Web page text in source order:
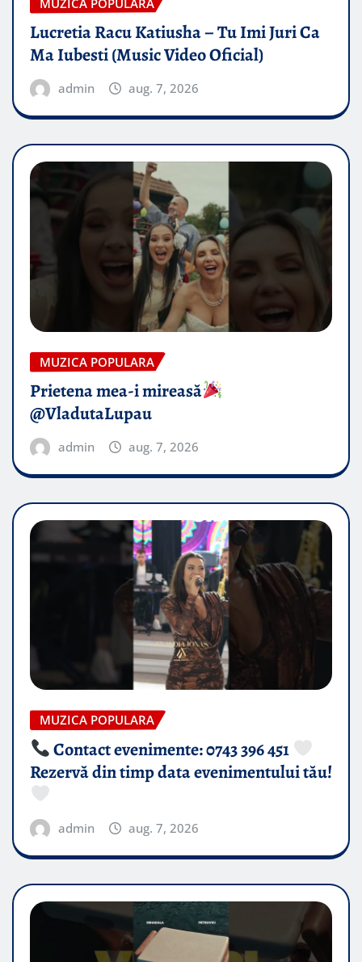
Lucretia Racu Katiusha – Tu Imi Juri Ca
Ma Iubesti (Music Video Oficial)
admin aug. 7, 2026
MUZICA POPULARA
Prietena mea-i mireasă​
@VladutaLupau
admin aug. 7, 2026
MUZICA POPULARA
Contact evenimente: 0743 396 451
Rezervă din timp data evenimentului tău!
admin aug. 7, 2026